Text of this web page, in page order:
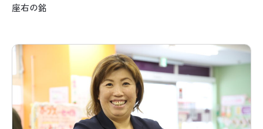
座右の銘